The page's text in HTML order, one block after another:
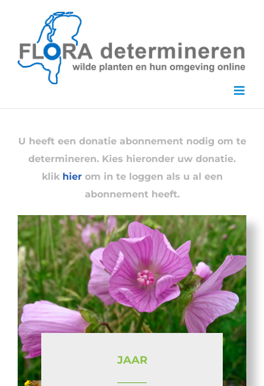
content
U heeft een donatie abonnement nodig om te
determineren. Kies hieronder uw donatie.
klik hierom in te loggen als u al een
abonnement heeft.
JAAR